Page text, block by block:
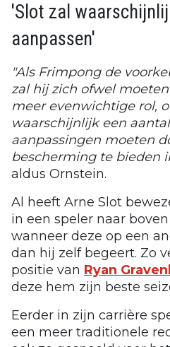
'Slot zal
aanpassen'
"Als Frimpong de
zal hij zich ofwel
meer evenwichtige rol,
waarschijnlijk een
aanpassingen moeten
bescherming te bieden
aldus Ornstein.
Al heeft Arne Slot
in een speler naar
wanneer deze op een
dan hij zelf begeert. Zo
positie van Ryan
deze hem zijn beste
Eerder in zijn carrière
een meer traditionele